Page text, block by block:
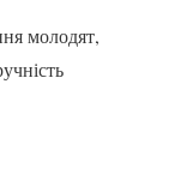
молодят,